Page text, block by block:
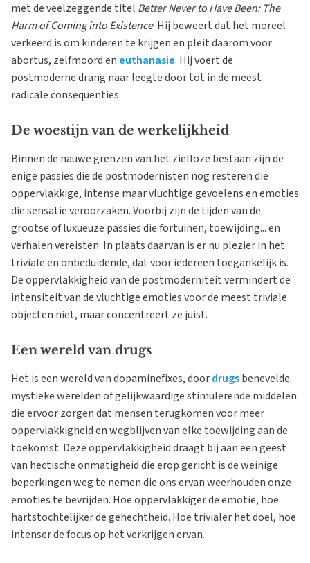
met de veelzeggende titel Better Never to Have Been: The
Harm of Coming into Existence. Hij beweert dat het moreel
verkeerd is om kinderen te krijgen en pleit daarom voor
abortus, zelfmoord en euthanasie. Hij voert de
postmoderne drang naar leegte door tot in de meest
radicale consequenties.
De woestijn van de werkelijkheid
Binnen de nauwe grenzen van het zielloze bestaan zijn de
enige passies die de postmodernisten nog resteren die
oppervlakkige, intense maar vluchtige gevoelens en emoties
die sensatie veroorzaken. Voorbij zijn de tijden van de
grootse of luxueuze passies die fortuinen, toewijding... en
verhalen vereisten. In plaats daarvan is er nu plezier in het
triviale en onbeduidende, dat voor iedereen toegankelijk is.
De oppervlakkigheid van de postmoderniteit vermindert de
intensiteit van de vluchtige emoties voor de meest triviale
objecten niet, maar concentreert ze juist.
Een wereld van drugs
Het is een wereld van dopaminefixes, doordrugsbenevelde
mystieke werelden of gelijkwaardige stimulerende middelen
die ervoor zorgen dat mensen terugkomen voor meer
oppervlakkigheid en wegblijven van elke toewijding aan de
toekomst. Deze oppervlakkigheid draagt bij aan een geest
van hectische onmatigheid die erop gericht is de weinige
beperkingen weg te nemen die ons ervan weerhouden onze
emoties te bevrijden. Hoe oppervlakkiger de emotie, hoe
hartstochtelijker de gehechtheid. Hoe trivialer het doel, hoe
intenser de focus op het verkrijgen ervan.